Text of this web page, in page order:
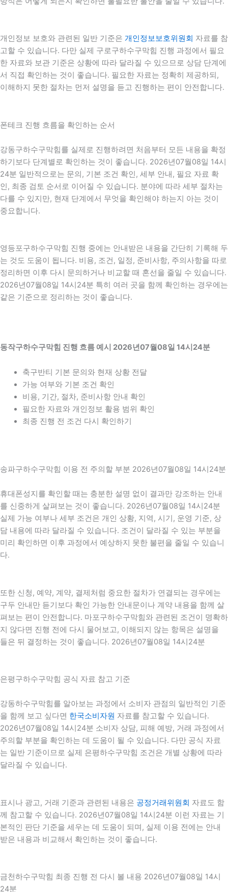
개인정보 보호와 관련된 일반 기준은 개인정보보호위원회 자료를 참
고할 수 있습니다. 다만 실제 구로구하수구막힘 진행 과정에서 필요
한 자료와 보관 기준은 상황에 따라 달라질 수 있으므로 상담 단계에
서 직접 확인하는 것이 좋습니다. 필요한 자료는 정확히 제공하되,
이해하지 못한 절차는 먼저 설명을 듣고 진행하는 편이 안전합니다.
폰테크 진행 흐름을 확인하는 순서
강동구하수구막힘를 실제로 진행하려면 처음부터 모든 내용을 확정
하기보다 단계별로 확인하는 것이 좋습니다. 2026년07월08일 14시
24분 일반적으로는 문의, 기본 조건 확인, 세부 안내, 필요 자료 확
인, 최종 검토 순서로 이어질 수 있습니다. 분야에 따라 세부 절차는
다를 수 있지만, 현재 단계에서 무엇을 확인해야 하는지 아는 것이
중요합니다.
영등포구하수구막힘 진행 중에는 안내받은 내용을 간단히 기록해 두
는 것도 도움이 됩니다. 비용, 조건, 일정, 준비사항, 주의사항을 따로
정리하면 이후 다시 문의하거나 비교할 때 혼선을 줄일 수 있습니다.
2026년07월08일 14시24분 특히 여러 곳을 함께 확인하는 경우에는
같은 기준으로 정리하는 것이 좋습니다.
동작구하수구막힘 진행 흐름 예시 2026년07월08일 14시24분
축구반티 기본 문의와 현재 상황 전달
가능 여부와 기본 조건 확인
비용, 기간, 절차, 준비사항 안내 확인
필요한 자료와 개인정보 활용 범위 확인
최종 진행 전 조건 다시 확인하기
송파구하수구막힘 이용 전 주의할 부분 2026년07월08일 14시24분
휴대폰성지를 확인할 때는 충분한 설명 없이 결과만 강조하는 안내
를 신중하게 살펴보는 것이 좋습니다. 2026년07월08일 14시24분
실제 가능 여부나 세부 조건은 개인 상황, 지역, 시기, 운영 기준, 상
담 내용에 따라 달라질 수 있습니다. 조건이 달라질 수 있는 부분을
미리 확인하면 이후 과정에서 예상하지 못한 불편을 줄일 수 있습니
다.
또한 신청, 예약, 계약, 결제처럼 중요한 절차가 연결되는 경우에는
구두 안내만 듣기보다 확인 가능한 안내문이나 계약 내용을 함께 살
펴보는 편이 안전합니다. 마포구하수구막힘와 관련된 조건이 명확하
지 않다면 진행 전에 다시 물어보고, 이해되지 않는 항목은 설명을
들은 뒤 결정하는 것이 좋습니다. 2026년07월08일 14시24분
은평구하수구막힘 공식 자료 참고 기준
강동하수구막힘를 알아보는 과정에서 소비자 관점의 일반적인 기준
을 함께 보고 싶다면 한국소비자원 자료를 참고할 수 있습니다.
2026년07월08일 14시24분 소비자 상담, 피해 예방, 거래 과정에서
주의할 부분을 확인하는 데 도움이 될 수 있습니다. 다만 공식 자료
는 일반 기준이므로 실제 은평하수구막힘 조건은 개별 상황에 따라
달라질 수 있습니다.
표시나 광고, 거래 기준과 관련된 내용은 공정거래위원회 자료도 함
께 참고할 수 있습니다. 2026년07월08일 14시24분 이런 자료는 기
본적인 판단 기준을 세우는 데 도움이 되며, 실제 이용 전에는 안내
받은 내용과 비교해서 확인하는 것이 좋습니다.
금천하수구막힘 최종 진행 전 다시 볼 내용 2026년07월08일 14시
24분